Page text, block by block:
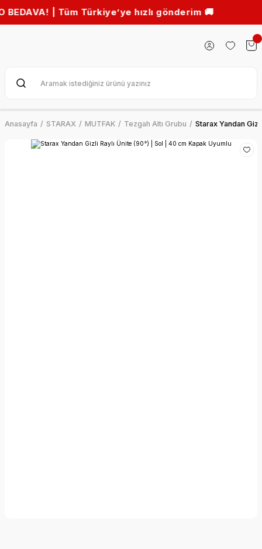
| Tüm Türkiye’ye hızlı gönderim 🚚
Anasayfa STARAX MUTFAK Tezgah Altı Grubu Starax Yandan